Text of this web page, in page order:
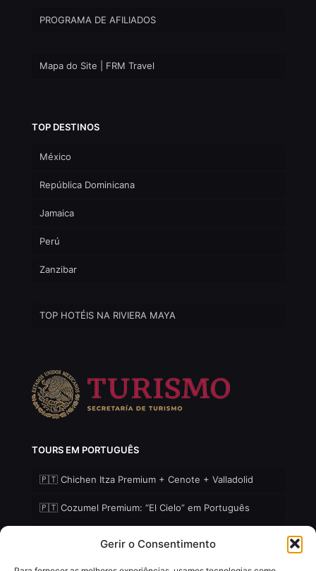
Gerir o Consentimento
PROGRAMA DE AFILIADOS
Mapa do Site | FRM Travel
TOP DESTINOS
México
República Dominicana
Jamaica
Perú
Zanzibar
TOP HOTÉIS NA RIVIERA MAYA
TOURS EM PORTUGUÊS
🇵🇹 Chichen Itza Premium + Cenote + Valladolid
🇵🇹 Cozumel Premium: “El Cielo” em Português